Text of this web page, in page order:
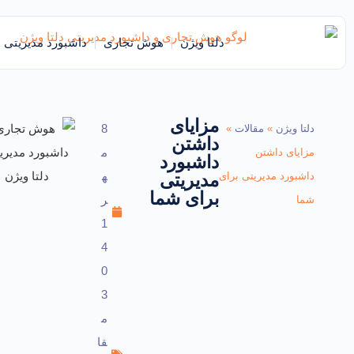
دلتا ویژن هوش تجاری داشبورد مدیریتی
دلتا ویژن » مقالات »
مزایای داشتن
داشبورد مدیریتی برای
شما
مزایای
داشتن
داشبورد
مدیریتی
برای شما
8
م
ه
ر
1
4
0
3
م
قا